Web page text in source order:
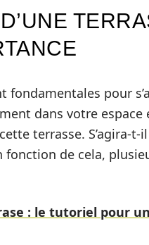
fondamentales pour
dans votre espace
terrasse. S’agira-t-
fonction de cela,
: le tutoriel pour